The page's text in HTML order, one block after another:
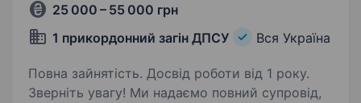
25 000 – 55 000 грн
1 прикордонний загін ДПСУ
Вся Україна
Повна зайнятість. Досвід роботи від 1 року.
Зверніть увагу! Ми надаємо повний супровід,